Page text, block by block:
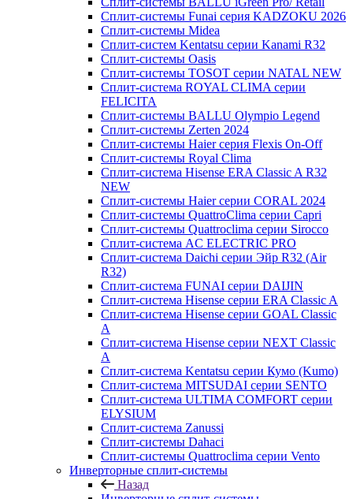
Сплит-системы Funai серия KADZOKU 2026
Сплит-системы Midea
Сплит-систем Kentatsu серии Kanami R32
Сплит-системы Oasis
Сплит-системы TOSOT серии NATAL NEW
Сплит-система ROYAL CLIMA серии
FELICITA
Сплит-системы BALLU Olympio Legend
Сплит-системы Zerten 2024
Сплит-системы Haier серия Flexis On-Off
Сплит-системы Royal Clima
Сплит-система Hisense ERA Classic A R32
NEW
Сплит-системы Haier cерии CORAL 2024
Сплит-системы QuattroClima серии Capri
Сплит-системы Quattroclima серии Sirocco
Сплит-система AC ELECTRIC PRO
Сплит-система Daichi серии Эйр R32 (Air
R32)
Сплит-система FUNAI серии DAIJIN
Сплит-система Hisense серии ERA Classic A
Сплит-система Hisense серии GOAL Classic
A
Сплит-система Hisense серии NEXT Classic
A
Сплит-система Kentatsu серии Кумо (Kumo)
Сплит-система MITSUDAI серии SENTO
Сплит-система ULTIMA COMFORT серии
ELYSIUM
Сплит-система Zanussi
Сплит-системы Dahaci
Сплит-системы Quattroclima серии Vento
Инверторные сплит-системы
Назад